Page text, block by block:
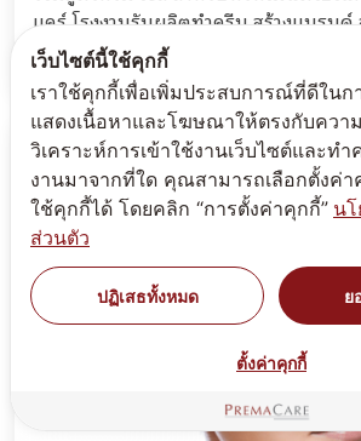
แคร์ โรงงานรับผลิตทำครีม สร้างแบรน
ผิวหนัง(Dermatologist)...
เว็บไซต์นี้ใช้คุกกี้
เราใช้คุกกี้เพื่อเพิ่มประสบการณ์ที่ดีในก
แสดงเนื้อหาและโฆษณาให้ตรงกับควา
วิเคราะห์การเข้าใช้งานเว็บไซต์และทำ
งานมาจากที่ใด คุณสามารถเลือกตั้งค่
ใช้คุกกี้ได้ โดยคลิก “การตั้งค่าคุกกี้” น
ส่วนตัว
ปฏิเสธทั้งหมด ย
ตั้งค่าคุกกี้